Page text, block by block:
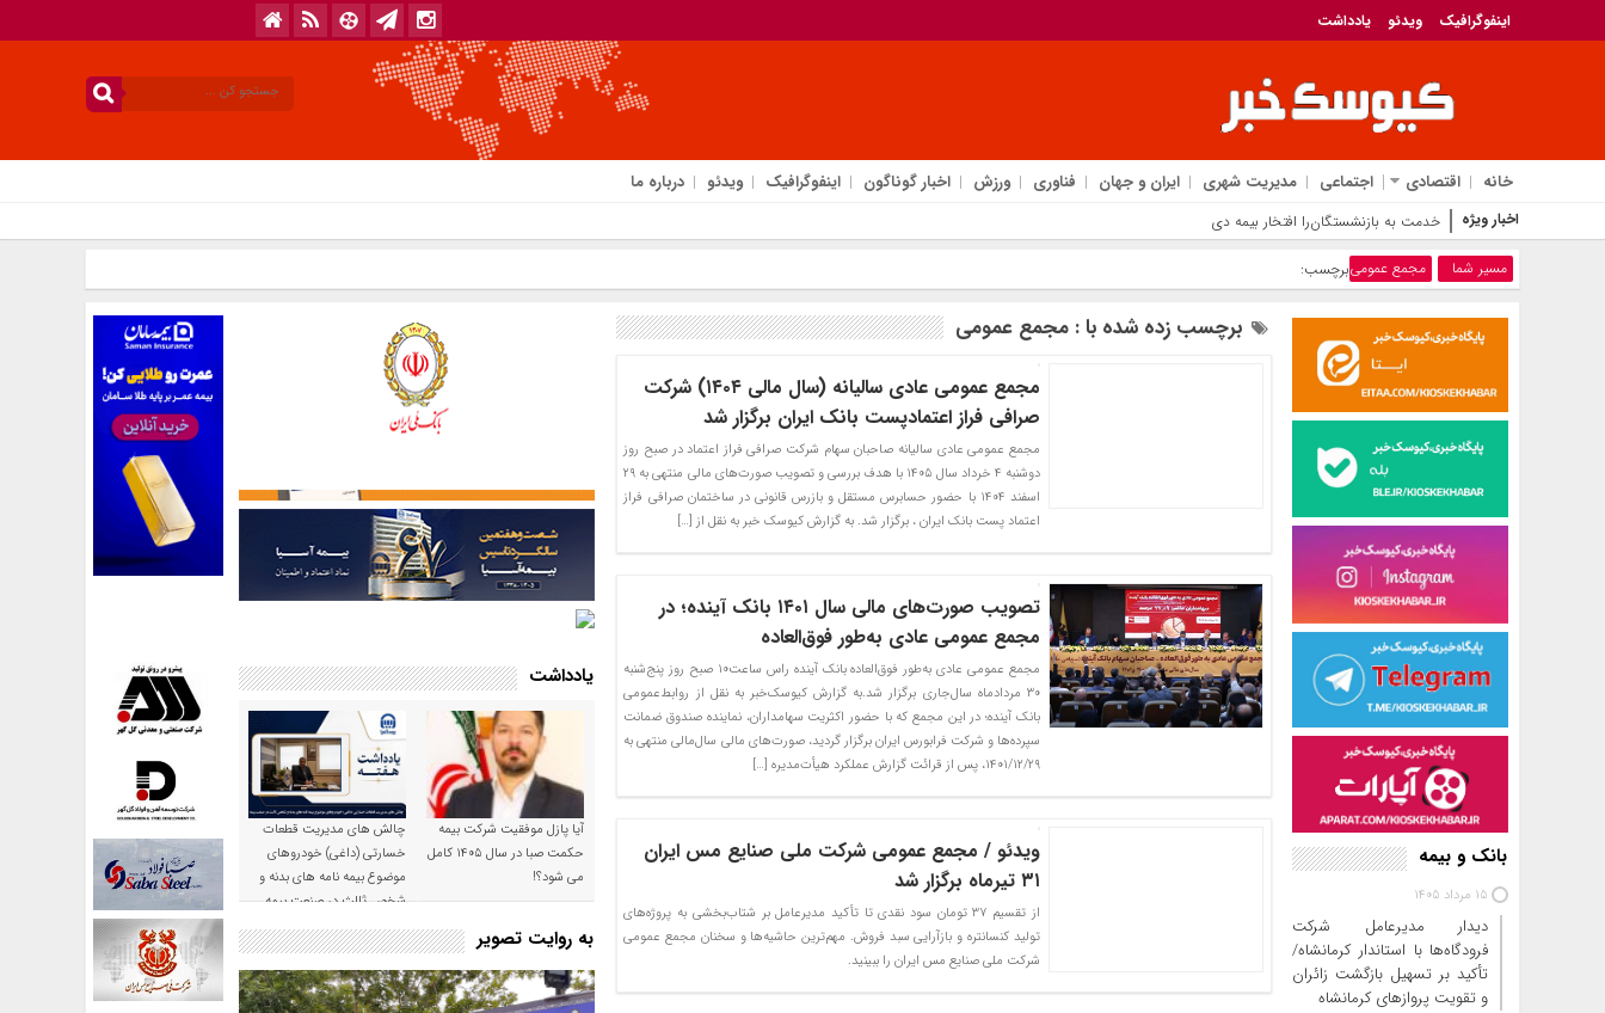
اینفوگرافیک ویدئو یادداشت
خانه اقتصادی اجتماعی مدیریت شهری ایران و جهان فناوری ورزش اخبار گوناگون اینفوگرافیک ویدئو درباره ما
اخبار ویژه خدمت به بازنشستگان‌را افتخار بیمه دی می دانیم
مسیر شما برچسب:مجمع عمومی
بانک و بیمه
15 مرداد 1405
دیدار مدیرعامل شرکت
فرودگاه‌ها با استاندار کرمانشاه/
تأکید بر تسهیل بازگشت زائران
و تقویت پروازهای کرمانشاه
برچسب زده شده با : مجمع عمومی
مجمع عمومی عادی سالیانه (سال مالی ۱۴۰۴) شرکت
صرافی فراز اعتمادپست بانک ایران برگزار شد
مجمع عمومی عادی سالیانه صاحبان سهام شرکت صرافی فراز اعتماد در صبح روز
دوشنبه ۴ خرداد سال ۱۴۰۵ با هدف بررسی و تصویب صورت‌های مالی منتهی به ۲۹
اسفند ۱۴۰۴ با حضور حسابرس مستقل و بازرس قانونی در ساختمان صرافی فراز
اعتماد پست بانک ایران ، برگزار شد. به گزارش کیوسک خبر به نقل از […]
تصویب صورت‌های مالی سال‌ ۱۴۰۱ بانک آینده؛ در
مجمع عمومی عادی به‌طور فوق‌العاده
مجمع عمومی عادی به‌طور فوق‌العاده بانک آینده راس ساعت۱۰ صبح روز پنج‌شنبه
۳۰ مردادماه سال‌جاری برگزار شد.به گزارش کیوسک‌خبر به نقل از روابط‌عمومی
بانک آینده؛ در این مجمع که با حضور اکثریت سهامداران، نماینده صندوق ضمانت
سپرده‌ها و شرکت فرابورس ایران برگزار گردید، صورت‌های مالی سال‌مالی منتهی به
۱۴۰۱/۱۲/۲۹، پس از قرائت گزارش عملکرد هیأت‌مدیره […]
ویدئو / مجمع عمومی شرکت ملی صنایع مس ایران
۳۱ تیرماه برگزار شد
از تقسیم ۳۷ تومان سود نقدی تا تأکید مدیرعامل بر شتاب‌بخشی به پروژه‌های
تولید کنسانتره و بازآرایی سبد فروش. مهم‌ترین حاشیه‌ها و سخنان مجمع عمومی
شرکت ملی صنایع مس ایران را ببینید.
یادداشت
آیا پازل موفقیت شرکت بیمه
حکمت صبا در سال ۱۴۰۵ کامل
می شود؟!
چالش های مدیریت قطعات
خسارتی (داغی) خودروهای
موضوع بیمه نامه های بدنه و
شخص ثالث در صنعت بیمه
به روایت تصویر